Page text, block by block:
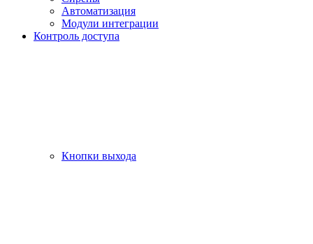
Автоматизация
Модули интеграции
Контроль доступа
Кнопки выхода